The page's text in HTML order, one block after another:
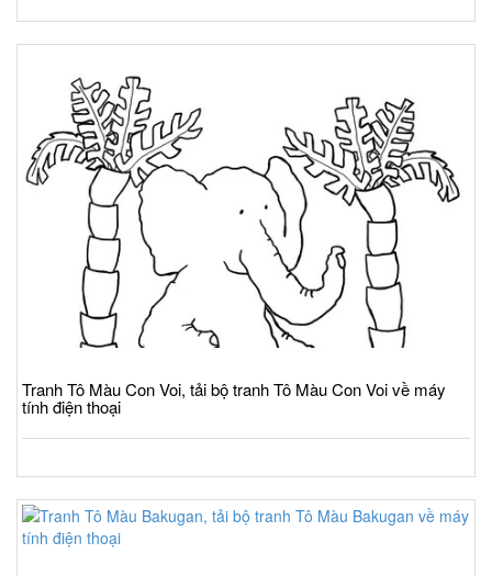
Tranh Tô Màu Con Voi, tải bộ tranh Tô Màu Con Voi về máy
tính điện thoại